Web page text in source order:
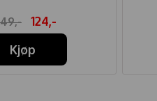
124,-
Kjøp